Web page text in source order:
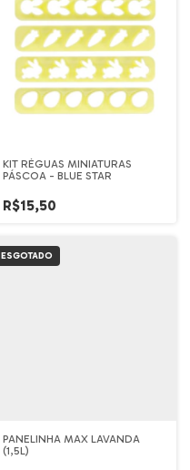
KIT RÉGUAS MINIATURAS
PÁSCOA - BLUE STAR
R$15,50
ESGOTADO
PANELINHA MAX LAVANDA
(1,5L)